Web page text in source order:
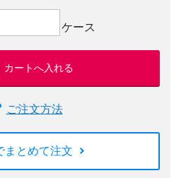
ケース
カートへ入れる
ご注文方法
まとめて注文